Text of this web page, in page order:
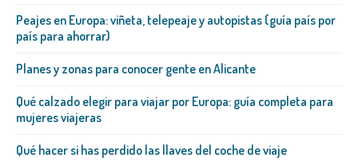
Peajes en Europa: viñeta, telepeaje y autopistas (guía país por
país para ahorrar)
Planes y zonas para conocer gente en Alicante
Qué calzado elegir para viajar por Europa: guía completa para
mujeres viajeras
Qué hacer si has perdido las llaves del coche de viaje